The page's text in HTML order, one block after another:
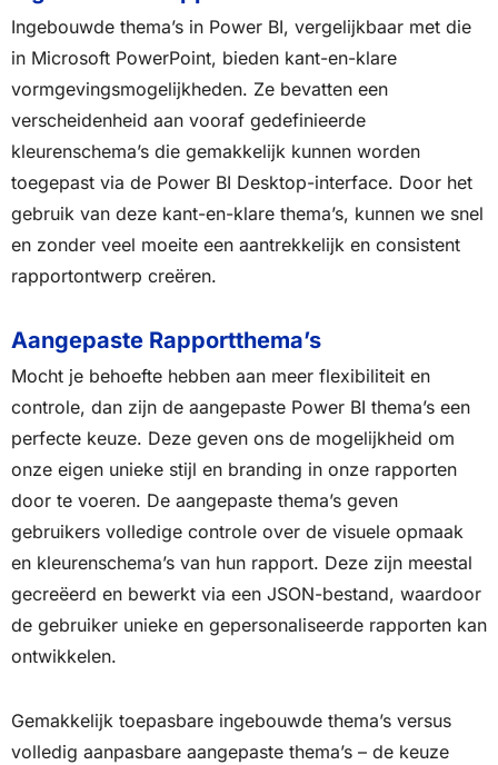
Ingebouwde thema’s in Power BI, vergelijkbaar met die
in Microsoft PowerPoint, bieden kant-en-klare
vormgevingsmogelijkheden. Ze bevatten een
verscheidenheid aan vooraf gedefinieerde
kleurenschema’s die gemakkelijk kunnen worden
toegepast via de Power BI Desktop-interface. Door het
gebruik van deze kant-en-klare thema’s, kunnen we snel
en zonder veel moeite een aantrekkelijk en consistent
rapportontwerp creëren.
Aangepaste Rapportthema’s
Mocht je behoefte hebben aan meer flexibiliteit en
controle, dan zijn de aangepaste Power BI thema’s een
perfecte keuze. Deze geven ons de mogelijkheid om
onze eigen unieke stijl en branding in onze rapporten
door te voeren. De aangepaste thema’s geven
gebruikers volledige controle over de visuele opmaak
en kleurenschema’s van hun rapport. Deze zijn meestal
gecreëerd en bewerkt via een JSON-bestand, waardoor
de gebruiker unieke en gepersonaliseerde rapporten kan
ontwikkelen.
Gemakkelijk toepasbare ingebouwde thema’s versus
volledig aanpasbare aangepaste thema’s – de keuze